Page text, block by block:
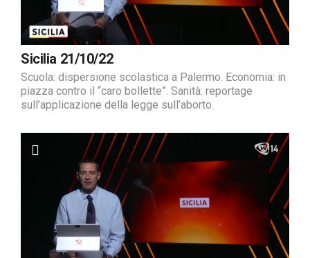
Sicilia 21/10/22
Scuola: dispersione scolastica a Palermo. Economia: in
piazza contro il “caro bollette”. Sanità: reportage
sull’applicazione della legge sull’aborto.